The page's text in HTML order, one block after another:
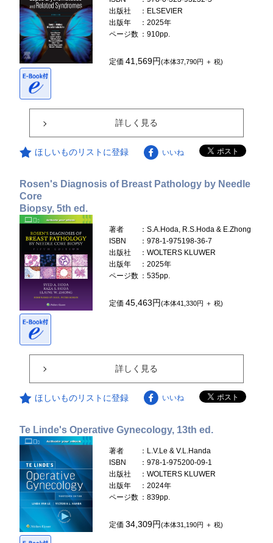
出版社
：ELSEVIER
出版年
：2025年
ページ数 ：910pp.
定価41,569円(本体37,790円 ＋ 税)
詳しく見る
ほしいものリストに登録 いいね
Rosen's Diagnosis of Breast Pathology by Needle
Core
Biopsy, 5th ed.
著者
：S.A.Hoda, R.S.Hoda & E.Zhong
ISBN
：978-1-975198-36-7
出版社
：WOLTERS KLUWER
出版年
：2025年
ページ数 ：535pp.
定価45,463円(本体41,330円 ＋ 税)
詳しく見る
ほしいものリストに登録 いいね
Te Linde's Operative Gynecology, 13th ed.
著者
：L.V.Le & V.L.Handa
ISBN
：978-1-975200-09-1
出版社
：WOLTERS KLUWER
出版年
：2024年
ページ数 ：839pp.
定価34,309円(本体31,190円 ＋ 税)